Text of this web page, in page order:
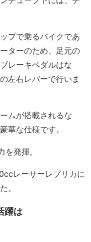
プで乗るバイクであ
ターのため、足元の
レーキペダルはな
左右レバーで行いま
ムが搭載されるな
華な仕様です。
発揮。
レーサーレプリカに
。
躍は